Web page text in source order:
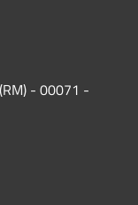
- 00071 -